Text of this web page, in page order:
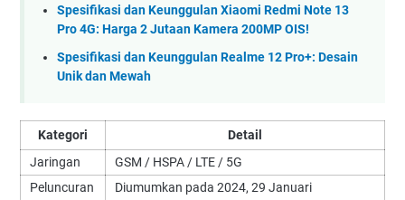
Spesifikasi dan Keunggulan Xiaomi Redmi Note 13
Pro 4G: Harga 2 Jutaan Kamera 200MP OIS!
Spesifikasi dan Keunggulan Realme 12 Pro+: Desain
Unik dan Mewah
Kategori
Detail
Jaringan
GSM / HSPA / LTE / 5G
Peluncuran
Diumumkan pada 2024, 29 Januari